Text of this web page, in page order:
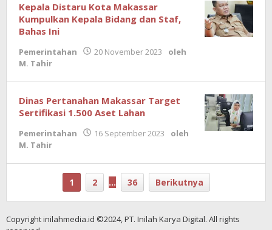
Kepala Distaru Kota Makassar
Kumpulkan Kepala Bidang dan Staf,
Bahas Ini
Pemerintahan 20 November 2023
oleh
M. Tahir
Dinas Pertanahan Makassar Target
Sertifikasi 1.500 Aset Lahan
Pemerintahan 16 September 2023
oleh
M. Tahir
1 2 … 36 Berikutnya
Copyright inilahmedia.id ©2024, PT. Inilah Karya Digital. All rights